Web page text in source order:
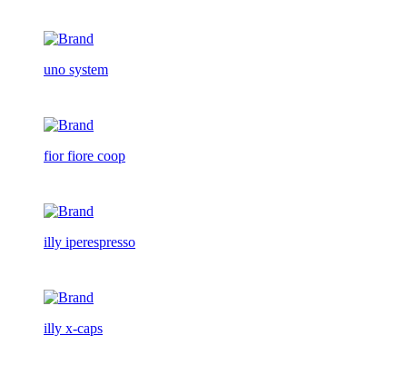
uno system
fior fiore coop
illy iperespresso
illy x-caps